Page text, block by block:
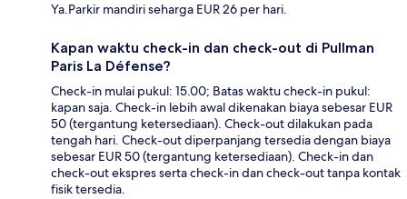
Ya.Parkir mandiri seharga EUR 26 per hari.
Kapan waktu check-in dan check-out di Pullman
Paris La Défense?
Check-in mulai pukul: 15.00; Batas waktu check-in pukul:
kapan saja. Check-in lebih awal dikenakan biaya sebesar EUR
50 (tergantung ketersediaan). Check-out dilakukan pada
tengah hari. Check-out diperpanjang tersedia dengan biaya
sebesar EUR 50 (tergantung ketersediaan). Check-in dan
check-out ekspres serta check-in dan check-out tanpa kontak
fisik tersedia.